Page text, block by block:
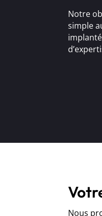
Notre
simple
Nous